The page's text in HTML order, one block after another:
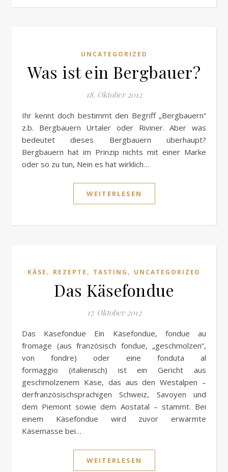
UNCATEGORIZED
Was ist ein Bergbauer?
18. Oktober 2012
Ihr kennt doch bestimmt den Begriff „Bergbauern“
z.b. Bergbauern Urtaler oder Riviner. Aber was
bedeutet dieses Bergbauern überhaupt?
Bergbauern hat im Prinzip nichts mit einer Marke
oder so zu tun, Nein es hat wirklich…
WEITERLESEN
KÄSE , REZEPTE , TASTING , UNCATEGORIZED
Das Käsefondue
17. Oktober 2012
Das Käsefondue Ein Käsefondue, fondue au
fromage (aus französisch fondue, „geschmolzen“,
von fondre) oder eine fonduta al
formaggio (italienisch) ist ein Gericht aus
geschmolzenem Käse, das aus den Westalpen –
derfranzösischsprachigen Schweiz, Savoyen und
dem Piemont sowie dem Aostatal – stammt. Bei
einem Käsefondue wird zuvor erwärmte
Käsemasse bei…
WEITERLESEN